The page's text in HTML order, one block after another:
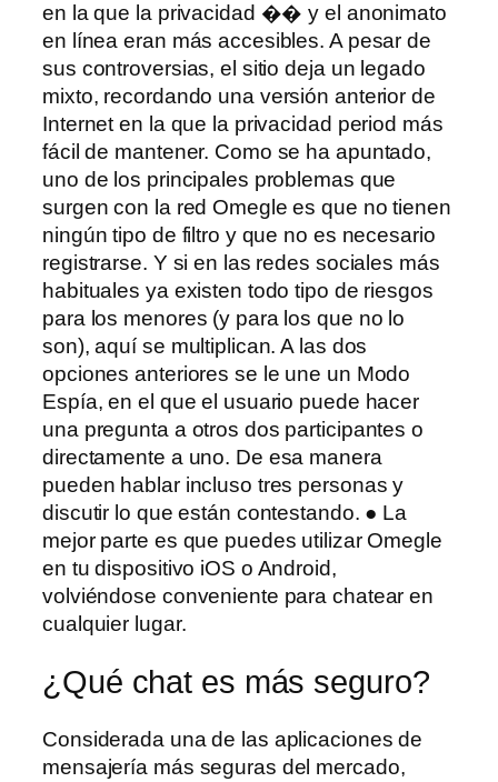
en la que la privacidad �� y el anonimato
en línea eran más accesibles. A pesar de
sus controversias, el sitio deja un legado
mixto, recordando una versión anterior de
Internet en la que la privacidad period más
fácil de mantener. Como se ha apuntado,
uno de los principales problemas que
surgen con la red Omegle es que no tienen
ningún tipo de filtro y que no es necesario
registrarse. Y si en las redes sociales más
habituales ya existen todo tipo de riesgos
para los menores (y para los que no lo
son), aquí se multiplican. A las dos
opciones anteriores se le une un Modo
Espía, en el que el usuario puede hacer
una pregunta a otros dos participantes o
directamente a uno. De esa manera
pueden hablar incluso tres personas y
discutir lo que están contestando. ● La
mejor parte es que puedes utilizar Omegle
en tu dispositivo iOS o Android,
volviéndose conveniente para chatear en
cualquier lugar.
¿Qué chat es más seguro?
Considerada una de las aplicaciones de
mensajería más seguras del mercado,